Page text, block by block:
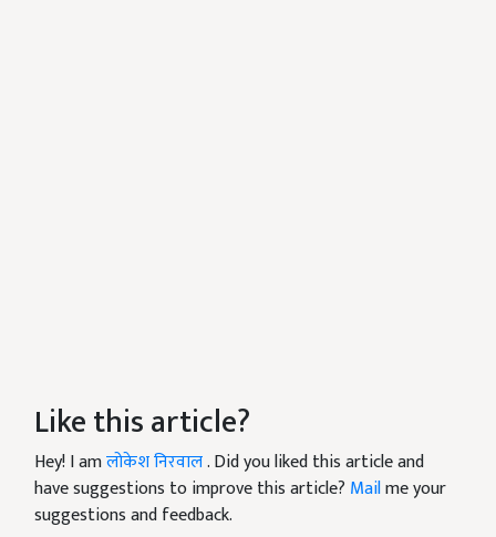
Like this article?
Hey! I amलोकेश निरवाल. Did you liked this article and
have suggestions to improve this article? Mailme your
suggestions and feedback.